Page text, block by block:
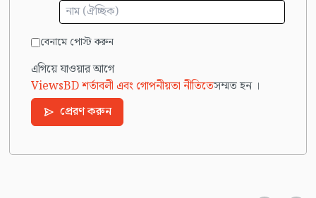
বেনামে পোস্ট করুন
এগিয়ে যাওয়ার আগে
ViewsBD শর্তাবলী এবং গোপনীয়তা নীতিতেসম্মত হন ।
প্রেরণ করুন